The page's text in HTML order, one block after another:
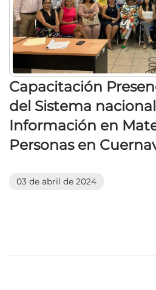
Capacitación
del Sistema
Información en
Personas en
03 de abril de 2024